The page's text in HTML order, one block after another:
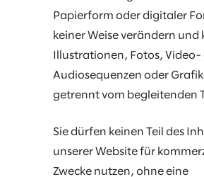
Papierform oder digitaler
keiner Weise verändern und
Illustrationen, Fotos, Video-
Audiosequenzen oder
getrennt vom begleitenden
Sie dürfen keinen Teil des
unserer Website für
Zwecke nutzen, ohne eine